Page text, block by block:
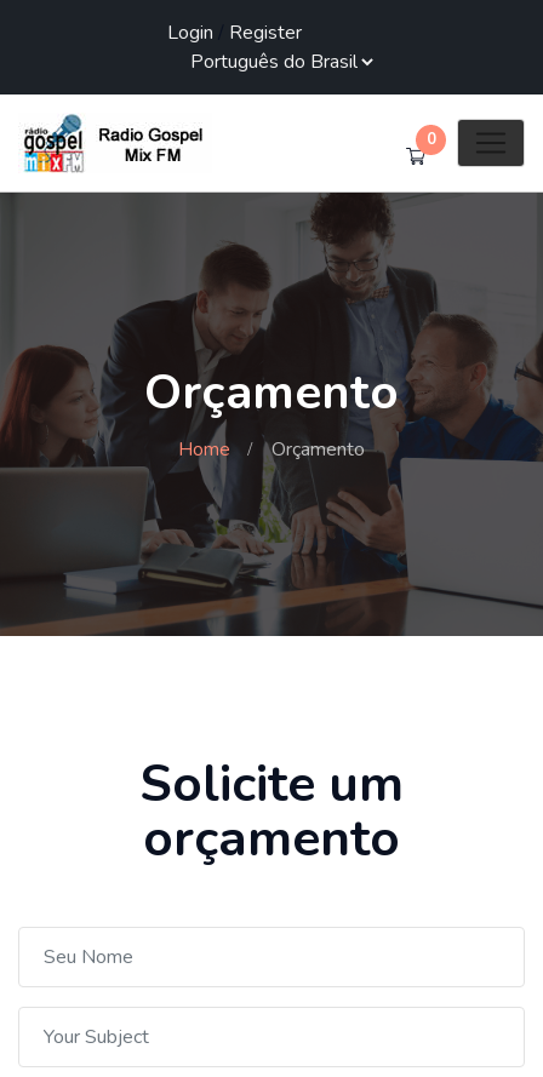
Login Register
0
Orçamento
Home Orçamento
Solicite um
orçamento